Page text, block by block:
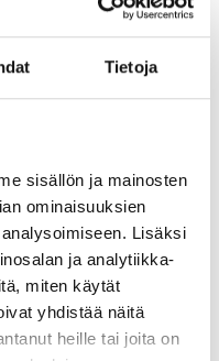
Tietoja
sisällön ja mainosten
ominaisuuksien
Lisäksi
ja analytiikka-
miten käytät
yhdistää näitä
heille tai joita on
Candelin. Tyrnävän
(1922)
tarjoilu. Huom!